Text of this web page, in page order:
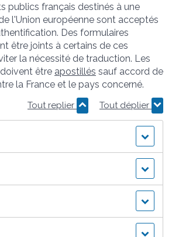
publics français destinés à une
l'Union européenne sont acceptés
Des formulaires
être joints à certains de ces
la nécessité de traduction. Les
être apostillés sauf accord de
la France et le pays concerné.
Tout replier Tout déplier